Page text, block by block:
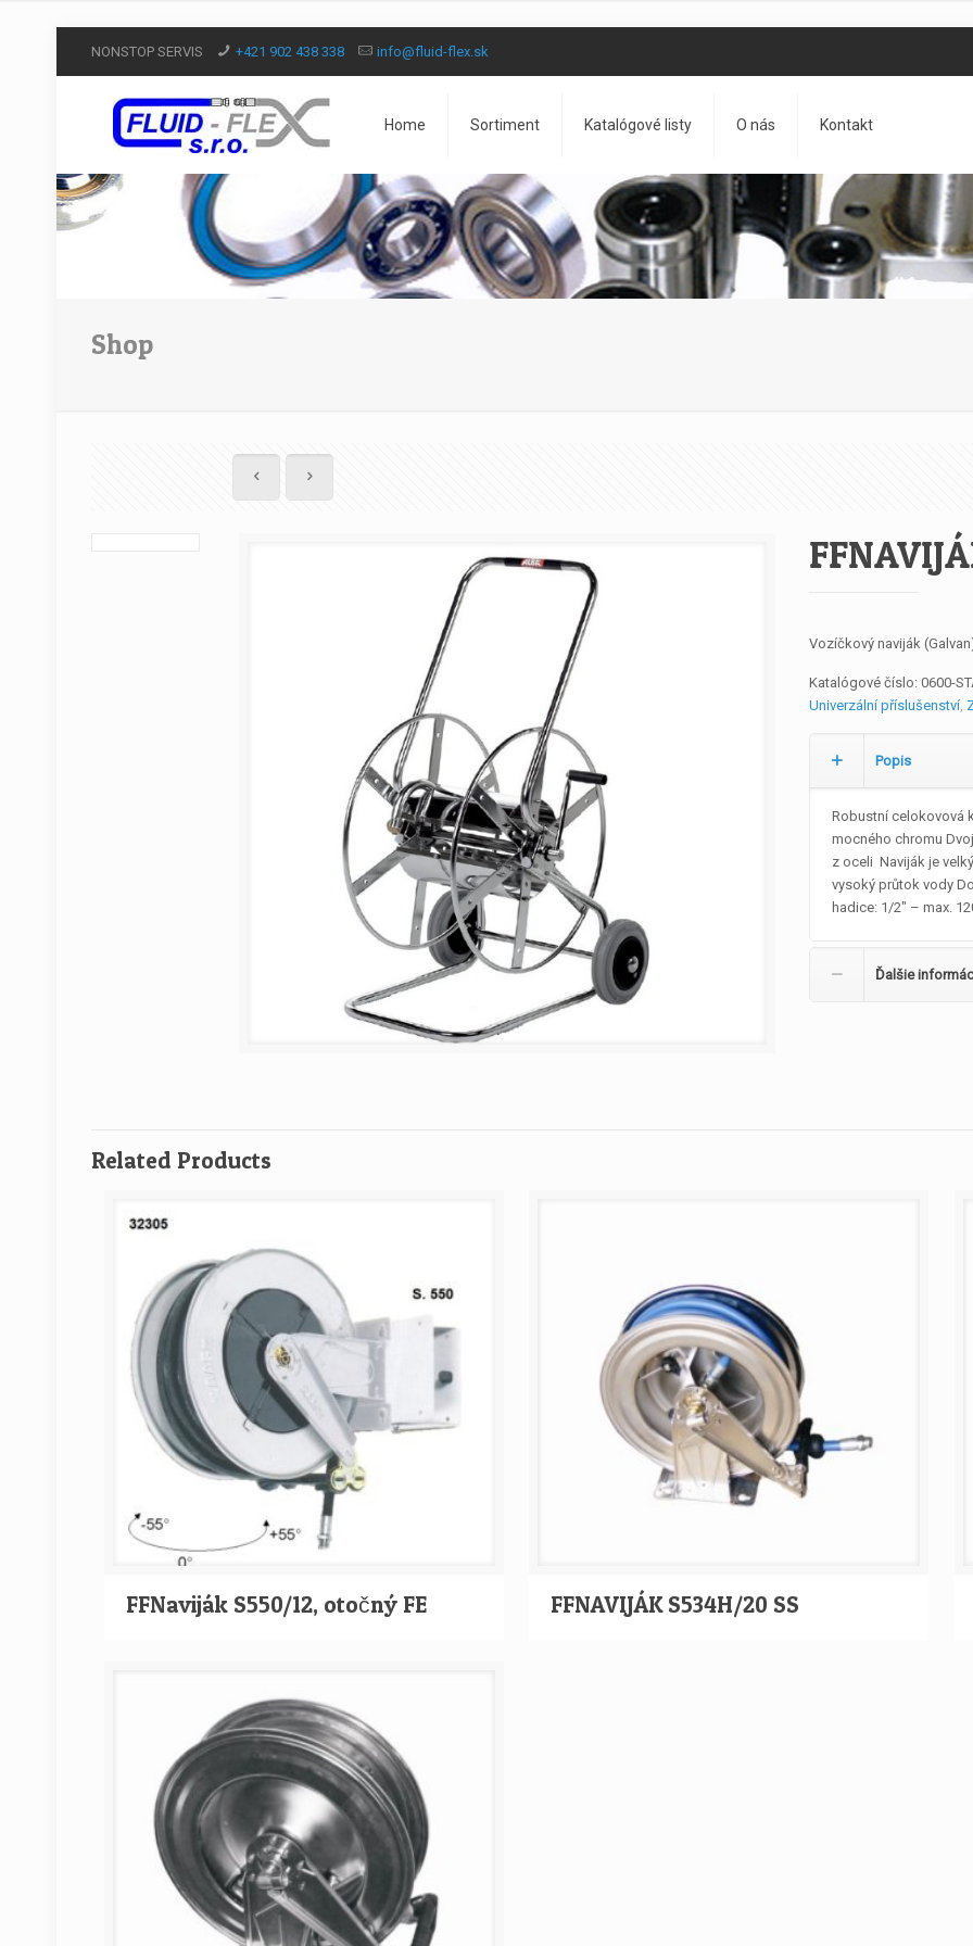
NONSTOP SERVIS +421 902 438 338 info@fluid-flex.sk
Home Sortiment Katalógové listy O nás Kontakt
Shop
Vozíčkový naviják
Katalógové číslo:0600-
Univerzální příslušenství,
Popis
Robustní celokovová
mocného chromu
z oceli Naviják je
vysoký průtok vody
hadice: 1/2″ – max.
Ďalšie
Related Products
FFNaviják S550/12, otočný FE FFNAVIJÁK S534H/20 SS